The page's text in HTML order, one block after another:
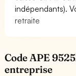
indépendants).
retraite
Code APE
entreprise